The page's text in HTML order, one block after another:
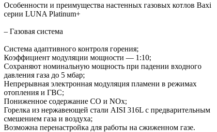
Особенности и преимущества настенных газовых котлов Baxi
серии LUNA Platinum+
– Газовая система
Система адаптивного контроля горения;
Коэффициент модуляции мощности — 1:10;
Сохраняют номинальную мощность при падении входного
давления газа до 5 мбар;
Непрерывная электронная модуляция пламени в режимах
отопления и ГВС;
Пониженное содержание СО и NOx;
Горелка из нержавеющей стали AISI 316L с предварительным
смешением газа и воздуха;
Возможна перенастройка для работы на сжиженном газе.